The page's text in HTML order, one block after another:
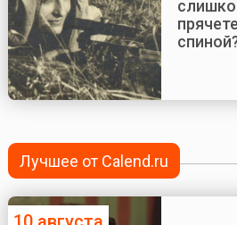
Лучшее от Calend.ru